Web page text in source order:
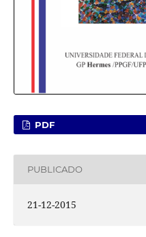
PDF
PUBLICADO
21-12-2015